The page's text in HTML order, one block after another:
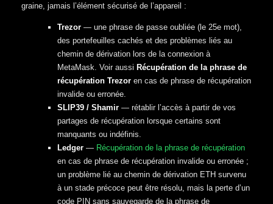
graine, jamais l’élément sécurisé de l’appareil :
Trezor— une phrase de passe oubliée (le 25e mot),
des portefeuilles cachés et des problèmes liés au
chemin de dérivation lors de la connexion à
MetaMask. Voir aussi Récupération de la phrase de
récupération Trezoren cas de phrase de récupération
invalide ou erronée.
SLIP39 / Shamir— rétablir l’accès à partir de vos
partages de récupération lorsque certains sont
manquants ou indéfinis.
Ledger— Récupération de la phrase de récupération
en cas de phrase de récupération invalide ou erronée ;
un problème lié au chemin de dérivation ETH survenu
à un stade précoce peut être résolu, mais la perte d’un
code PIN sans sauvegarde de la phrase de